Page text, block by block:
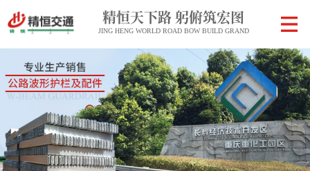
精恒天下路 躬俯筑宏图
JING HENG WORLD ROAD BOW BUILD GRAND